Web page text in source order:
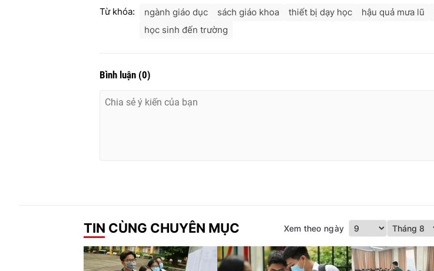
Từ khóa: ngành giáo dục sách giáo khoa thiết bị dạy học hậu quả mưa lũ
học sinh đến trường
Bình luận (0)
TIN CÙNG CHUYÊN MỤC Xem theo ngày